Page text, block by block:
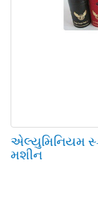
એલ્યુમિનિયમ
મશીન